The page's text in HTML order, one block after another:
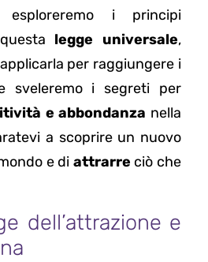
esploreremo i principi
legge universale,
per raggiungere i
i segreti per
e abbondanza nella
a scoprire un nuovo
e di attrarre ciò che
dell’attrazione e